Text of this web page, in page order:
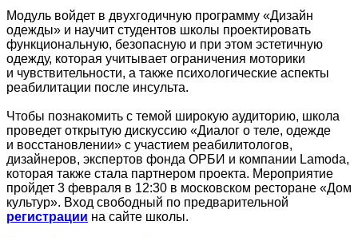
Модуль войдет в двухгодичную программу «Дизайн
одежды» и научит студентов школы проектировать
функциональную, безопасную и при этом эстетичную
одежду, которая учитывает ограничения моторики
и чувствительности, а также психологические аспекты
реабилитации после инсульта.
Чтобы познакомить с темой широкую аудиторию, школа
проведет открытую дискуссию «Диалог о теле, одежде
и восстановлении» с участием реабилитологов,
дизайнеров, экспертов фонда ОРБИ и компании Lamoda,
которая также стала партнером проекта. Мероприятие
пройдет 3 февраля в 12:30 в московском ресторане «Дом
культур». Вход свободный по предварительной
регистрации на сайте школы.